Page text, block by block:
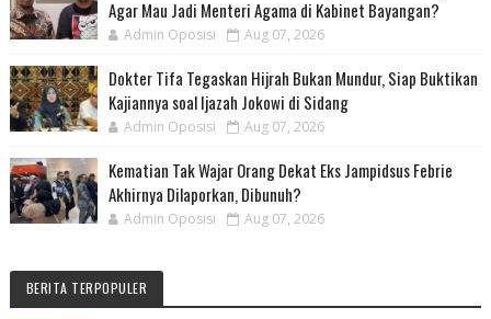
Agar Mau Jadi Menteri Agama di Kabinet Bayangan?
Admin Oposisi Aug 07, 2026
Dokter Tifa Tegaskan Hijrah Bukan Mundur, Siap Buktikan
Kajiannya soal Ijazah Jokowi di Sidang
Admin Oposisi Aug 07, 2026
Kematian Tak Wajar Orang Dekat Eks Jampidsus Febrie
Akhirnya Dilaporkan, Dibunuh?
Admin Oposisi Aug 07, 2026
BERITA TERPOPULER